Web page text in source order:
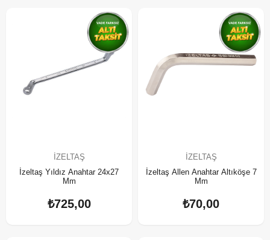
İZELTAŞ
İzeltaş Yıldız Anahtar 24x27
Mm
₺725,00
İZELTAŞ
İzeltaş Allen Anahtar Altıköşe 7
Mm
₺70,00